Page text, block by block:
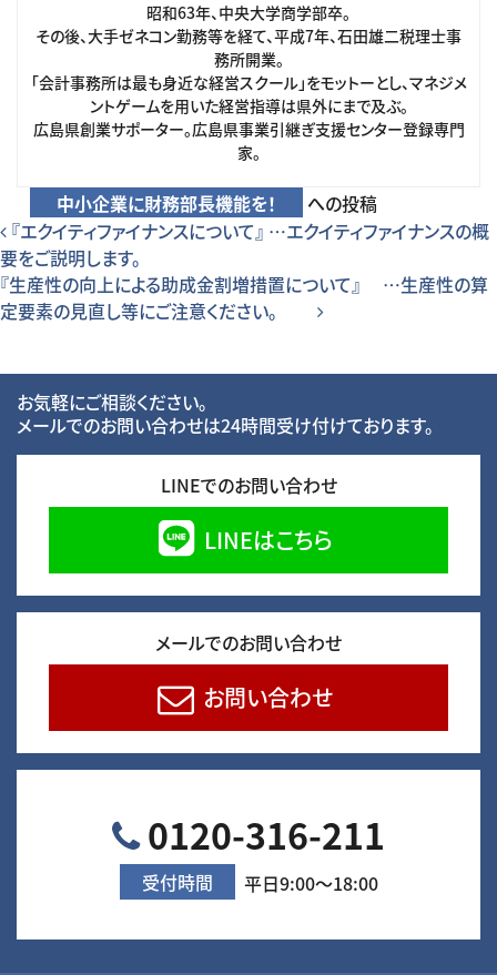
昭和63年、中央大学商学部卒。
その後、大手ゼネコン勤務等を経て、平成7年、石田雄二税理士事
務所開業。
「会計事務所は最も身近な経営スクール」をモットーとし、マネジメ
ントゲームを用いた経営指導は県外にまで及ぶ。
広島県創業サポーター。広島県事業引継ぎ支援センター登録専門
家。
中小企業に財務部長機能を！ への投稿
投稿ナビゲーション
『エクイティファイナンスについて』 …エクイティファイナンスの概
要をご説明します。
『生産性の向上による助成金割増措置について』 …生産性の算
定要素の見直し等にご注意ください。
お気軽にご相談ください。
メールでのお問い合わせは24時間受け付けております。
LINEでのお問い合わせ
LINEはこちら
メールでのお問い合わせ
お問い合わせ
0120-316-211
受付時間 平日9:00～18:00